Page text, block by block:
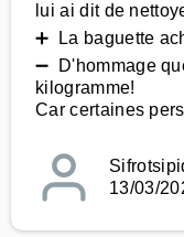
lui ai dit de
➕ La baguette
➖ D'hommage
kilogramme!
Car certaines
13/03/